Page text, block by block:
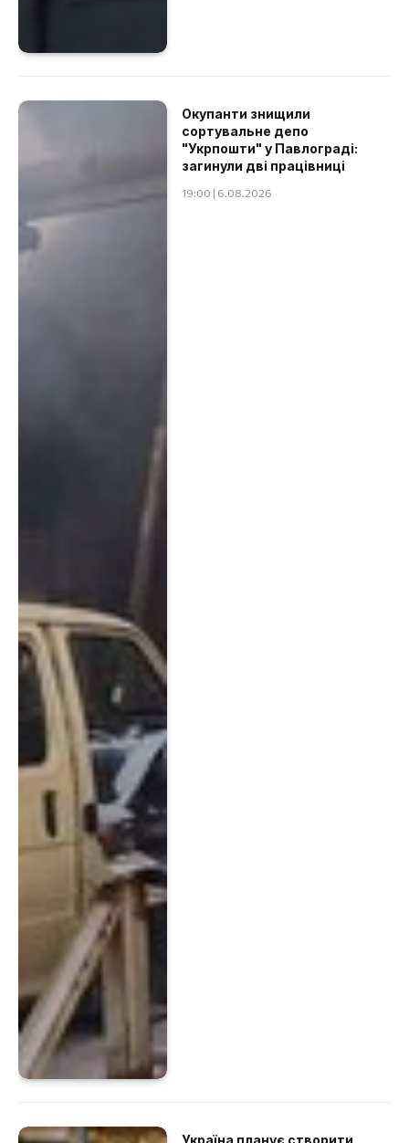
Окупанти знищили
сортувальне депо
"Укрпошти" у Павлограді:
загинули дві працівниці
19:00 | 6.08.2026